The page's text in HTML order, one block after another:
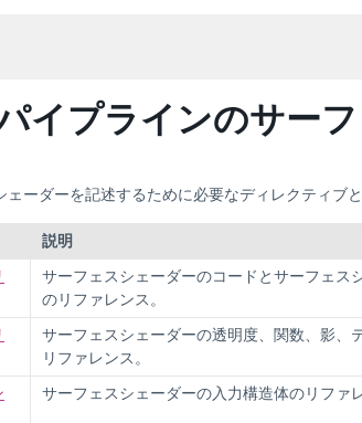
イプラインのサー
ーダーを記述するために必要なディレクティブ
説明
サーフェスシェーダーのコードとサーフェス
のリファレンス。
サーフェスシェーダーの透明度、関数、影、
リファレンス。
サーフェスシェーダーの入力構造体のリファ